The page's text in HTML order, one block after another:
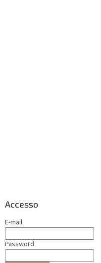
Accesso
E-mail
Password